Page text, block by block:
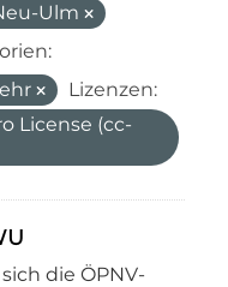
Ulm
Lizenzen:
License (cc-
die ÖPNV-